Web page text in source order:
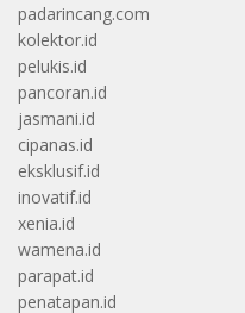
padarincang.com
kolektor.id
pelukis.id
pancoran.id
jasmani.id
cipanas.id
eksklusif.id
inovatif.id
xenia.id
wamena.id
parapat.id
penatapan.id